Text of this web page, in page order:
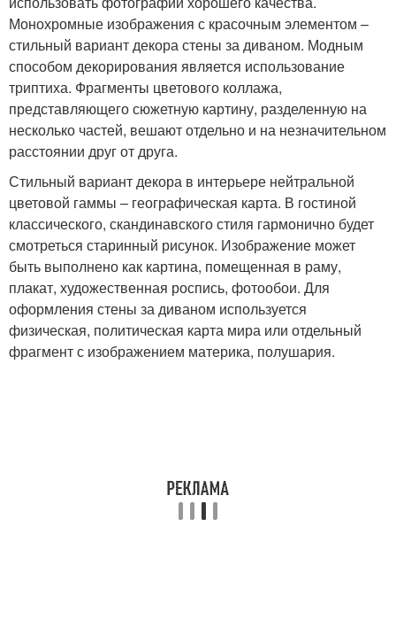
Монохромные изображения с красочным элементом –
стильный вариант декора стены за диваном. Модным
способом декорирования является использование
триптиха. Фрагменты цветового коллажа,
представляющего сюжетную картину, разделенную на
несколько частей, вешают отдельно и на незначительном
расстоянии друг от друга.
Стильный вариант декора в интерьере нейтральной
цветовой гаммы – географическая карта. В гостиной
классического, скандинавского стиля гармонично будет
смотреться старинный рисунок. Изображение может
быть выполнено как картина, помещенная в раму,
плакат, художественная роспись, фотообои. Для
оформления стены за диваном используется
физическая, политическая карта мира или отдельный
фрагмент с изображением материка, полушария.